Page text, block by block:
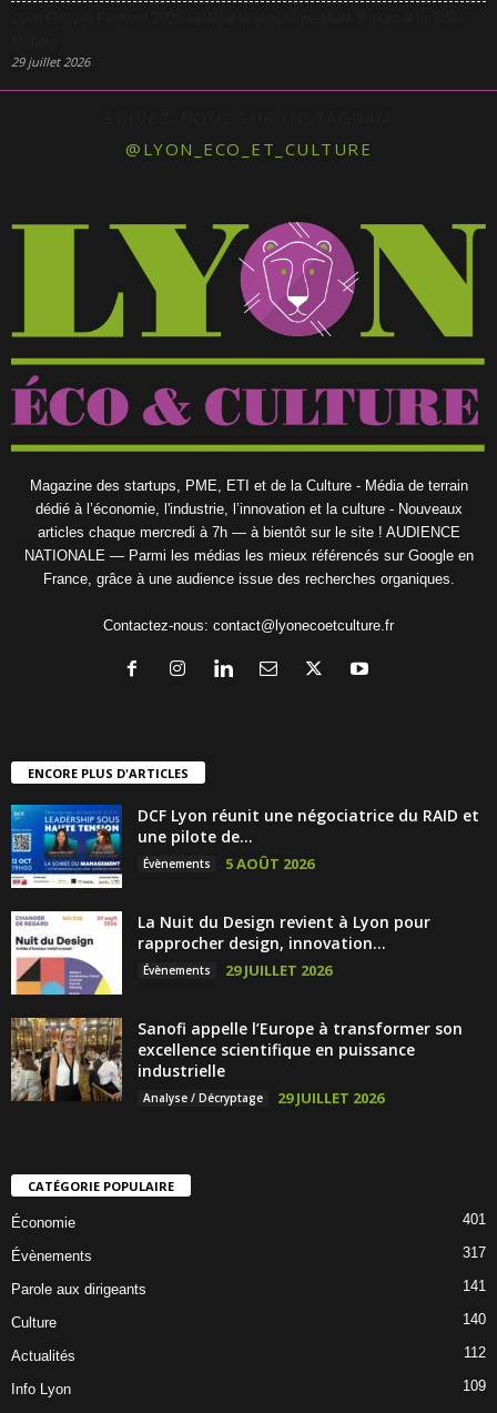
29 juillet 2026
@LYON_ECO_ET_CULTURE
Magazine des startups, PME, ETI et de la Culture - Média de terrain
dédié à l’économie, l'industrie, l’innovation et la culture - Nouveaux
articles chaque mercredi à 7h — à bientôt sur le site ! AUDIENCE
NATIONALE — Parmi les médias les mieux référencés sur Google en
France, grâce à une audience issue des recherches organiques.
Contactez-nous: contact@lyonecoetculture.fr
ENCORE PLUS D'ARTICLES
DCF Lyon réunit une négociatrice du RAID et
une pilote de...
Évènements 5 AOÛT 2026
La Nuit du Design revient à Lyon pour
rapprocher design, innovation...
Évènements 29 JUILLET 2026
Sanofi appelle l’Europe à transformer son
excellence scientifique en puissance
industrielle
Analyse / Décryptage 29 JUILLET 2026
CATÉGORIE POPULAIRE
Économie 401
Évènements 317
Parole aux dirigeants 141
Culture 140
Actualités 112
Info Lyon
109